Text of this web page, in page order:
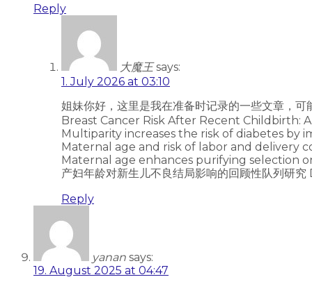
Reply
大魔王 says:
1. July 2026 at 03:10
姐妹你好，这里是我在准备时记录的一些文章，可
Breast Cancer Risk After Recent Childbirth:
Multiparity increases the risk of diabetes by
Maternal age and risk of labor and delivery
Maternal age enhances purifying selection
产妇年龄对新生儿不良结局影响的回顾性队列研
Reply
yanan says:
19. August 2025 at 04:47